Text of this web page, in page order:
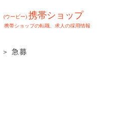
急募